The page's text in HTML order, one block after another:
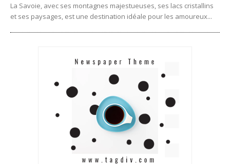
La Savoie, avec ses montagnes majestueuses, ses lacs cristallins
et ses paysages, est une destination idéale pour les amoureux...